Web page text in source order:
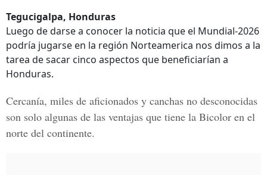
Tegucigalpa, Honduras
Luego de darse a conocer la noticia que el Mundial-2026
podría jugarse en la región Norteamerica nos dimos a la
tarea de sacar cinco aspectos que beneficiarían a
Honduras.
Cercanía, miles de aficionados y canchas no desconocidas
son solo algunas de las ventajas que tiene la Bicolor en el
norte del continente.